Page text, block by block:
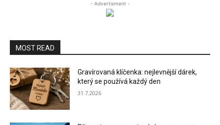
- Advertisment -
MOST READ
Gravírovaná klíčenka: nejlevnější dárek,
který se používá každý den
31.7.2026